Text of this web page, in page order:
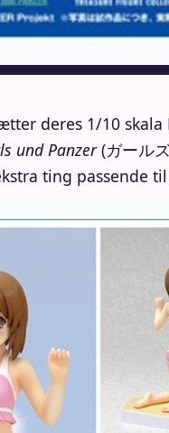
deres 1/10
und Panzer(ガール
ting passende